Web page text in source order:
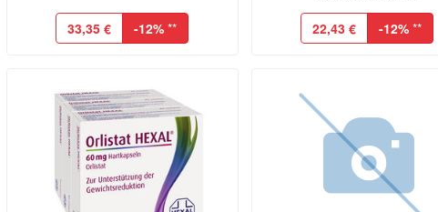
33,35 € -12% ** 22,43 € -12% **